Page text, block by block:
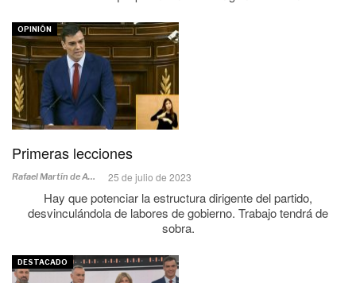
OPINIÓN
Primeras lecciones
Rafael Martín de Agar 25 de julio de 2023
Hay que potenciar la estructura dirigente del partido,
desvinculándola de labores de gobierno. Trabajo tendrá de
sobra.
DESTACADO